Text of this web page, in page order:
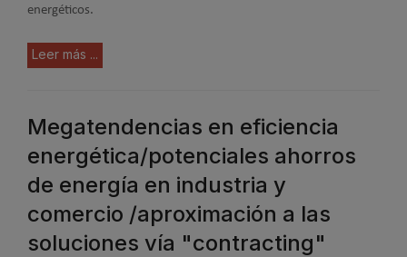
energéticos.
Leer más ...
Megatendencias en eficiencia
energética/potenciales ahorros
de energía en industria y
comercio /aproximación a las
soluciones vía "contracting"